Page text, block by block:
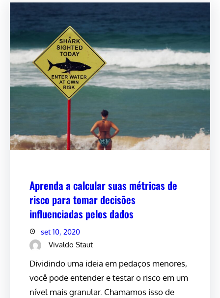
Aprenda a calcular suas métricas de
risco para tomar decisões
influenciadas pelos dados
set 10, 2020
Vivaldo Staut
Dividindo uma ideia em pedaços menores,
você pode entender e testar o risco em um
nível mais granular. Chamamos isso de